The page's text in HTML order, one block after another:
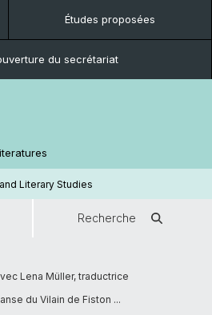
Études proposées
du secrétariat
Literary Studies
Recherche
Lena Müller, traductrice
du Vilain de Fiston ...